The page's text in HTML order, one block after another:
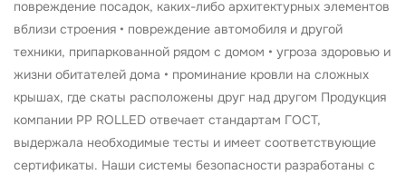
повреждение посадок, каких-либо архитектурных элементов
вблизи строения • повреждение автомобиля и другой
техники, припаркованной рядом с домом • угроза здоровью и
жизни обитателей дома • проминание кровли на сложных
крышах, где скаты расположены друг над другом Продукция
компании PP ROLLED отвечает стандартам ГОСТ,
выдержала необходимые тесты и имеет соответствующие
сертификаты. Наши системы безопасности разработаны с